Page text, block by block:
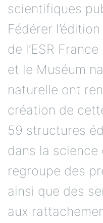
scientifiques
Fédérer
de l’ESR
et le Muséum
naturelle ont
création de
59 structures
dans la science
regroupe des
ainsi que des
aux